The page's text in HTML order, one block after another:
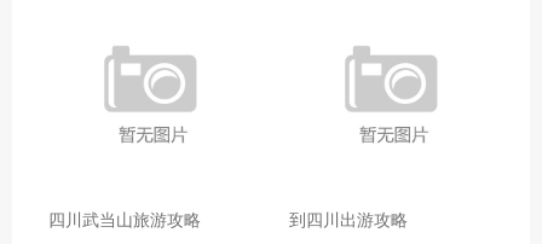
四川武当山旅游攻略 到四川出游攻略